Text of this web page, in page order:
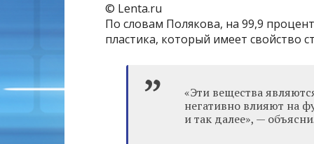
© Lenta.ru
По словам Полякова, на 99,9
пластика, который имеет свойство
«Эти вещества
негативно влияют на
и так далее», —